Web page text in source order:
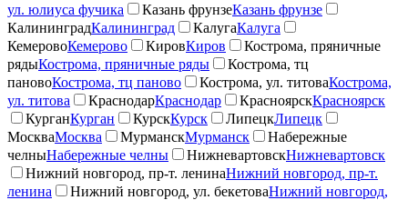
ул. юлиуса фучика
Казань фрунзеКазань фрунзе
КалининградКалининград КалугаКалуга
КемеровоКемерово КировКиров
Кострома, пряничные
рядыКострома, пряничные ряды
Кострома, тц
пановоКострома, тц паново Кострома, ул. титоваКострома,
ул. титова
КраснодарКраснодар КрасноярскКрасноярск
КурганКурган КурскКурск ЛипецкЛипецк
МоскваМосква МурманскМурманск
Набережные
челныНабережные челны НижневартовскНижневартовск
Нижний новгород, пр-т. ленинаНижний новгород, пр-т.
ленина
Нижний новгород, ул. бекетоваНижний новгород,